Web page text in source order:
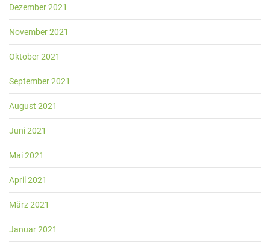
Dezember 2021
November 2021
Oktober 2021
September 2021
August 2021
Juni 2021
Mai 2021
April 2021
März 2021
Januar 2021